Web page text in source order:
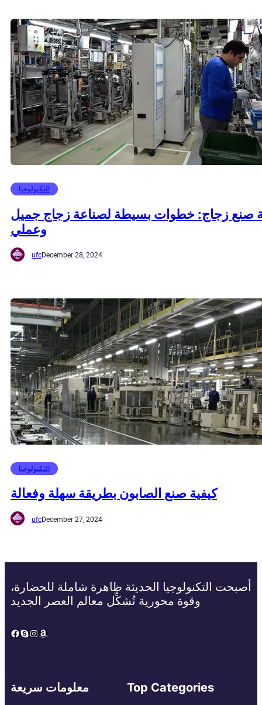
التكنولوجيا
صنع زجاج: خطوات بسيطة لصناعة زجاج جميل
وعملي
ufcDecember 28, 2024
التكنولوجيا
كيفية صنع الصابون بطريقة سهلة وفعالة
ufcDecember 27, 2024
أصبحت التكنولوجيا الحديثة ظاهرة شاملة للحضارة،
وقوة محورية تُشكِّل معالم العصر الجديد
Facebook
Skype
Instagram
Amazon
معلومات سريعة Top Categories